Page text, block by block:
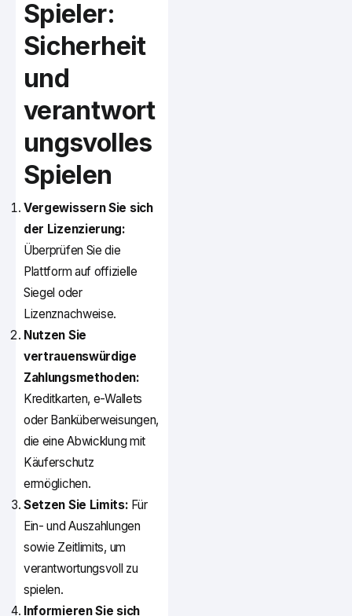
Spieler:
Sicherheit
und
verantwort
ungsvolles
Spielen
Vergewissern Sie sich
der Lizenzierung:
Überprüfen Sie die
Plattform auf offizielle
Siegel oder
Lizenznachweise.
Nutzen Sie
vertrauenswürdige
Zahlungsmethoden:
Kreditkarten, e-Wallets
oder Banküberweisungen,
die eine Abwicklung mit
Käuferschutz
ermöglichen.
Setzen Sie Limits: Für
Ein- und Auszahlungen
sowie Zeitlimits, um
verantwortungsvoll zu
spielen.
Informieren Sie sich